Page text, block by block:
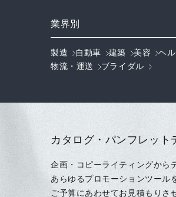
業界別
製造 自動車 建築 美容 ヘ
物流・運送
ブライダル
カタログ・パンフレッ
企画・コピーライティングから
あらゆるプロモーションツール
ご予算にあわせてお見積もりさ